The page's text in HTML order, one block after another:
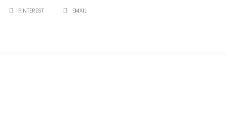
PINTEREST EMAIL